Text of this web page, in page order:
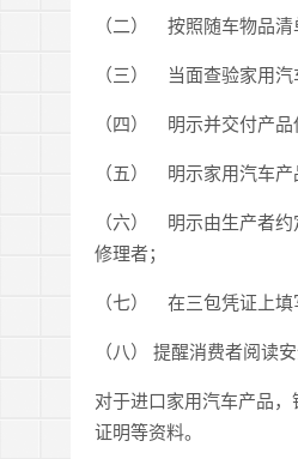
（二） 按照随车物品清
（三） 当面查验家用汽
（四） 明示并交付产品
（五） 明示家用汽车产
（六） 明示由生产者
修理者；
（七） 在三包凭证上填
（八） 提醒消费者阅读
对于进口家用汽车产品
证明等资料。